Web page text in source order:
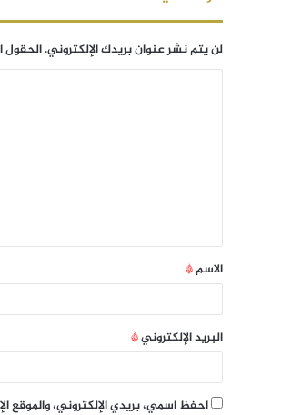
لن يتم نشر عنوان بريدك الإلكتروني.الحقول
الاسم*
البريد الإلكتروني*
احفظ اسمي، بريدي الإلكتروني، والموقع